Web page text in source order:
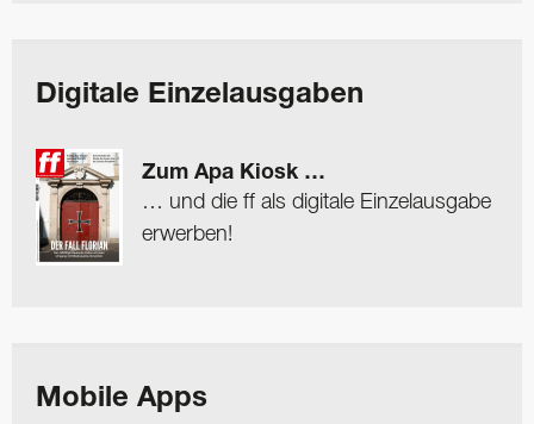
Digitale Einzelausgaben
Zum Apa Kiosk …
… und die ff als digitale Einzelausgabe
erwerben!
Mobile Apps